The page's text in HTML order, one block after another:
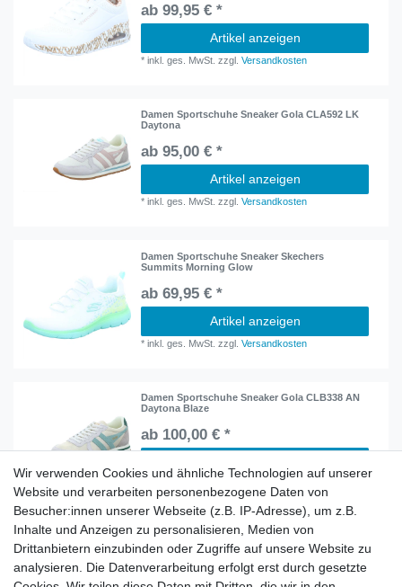
ab 99,95 € *
Artikel anzeigen
*inkl. ges. MwSt. zzgl.Versandkosten
Damen Sportschuhe Sneaker Gola CLA592 LK
Daytona
ab 95,00 € *
Artikel anzeigen
*inkl. ges. MwSt. zzgl.Versandkosten
Damen Sportschuhe Sneaker Skechers
Summits Morning Glow
ab 69,95 € *
Artikel anzeigen
*inkl. ges. MwSt. zzgl.Versandkosten
Damen Sportschuhe Sneaker Gola CLB338 AN
Daytona Blaze
ab 100,00 € *
Damen Sportschuhe Sneaker Gola CLB571 KK
Hawk Suede 86
ab 100,00 € *
Wir verwenden Cookies und ähnliche Technologien auf unserer
Website und verarbeiten personenbezogene Daten von
Besucher:innen unserer Webseite (z.B. IP-Adresse), um z.B.
Inhalte und Anzeigen zu personalisieren, Medien von
Drittanbietern einzubinden oder Zugriffe auf unsere Website zu
analysieren. Die Datenverarbeitung erfolgt erst durch gesetzte